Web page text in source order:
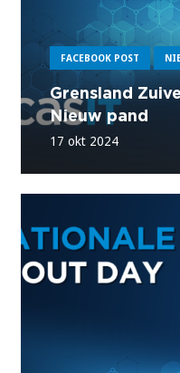
FACEBOOK POST
Grensland
Nieuw pand
17 okt 2024